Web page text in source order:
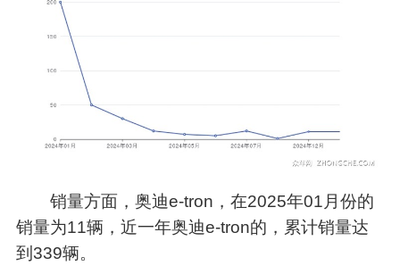
销量方面，奥迪e-tron，在2025年01月份的
销量为11辆，近一年奥迪e-tron的，累计销量达
到339辆。